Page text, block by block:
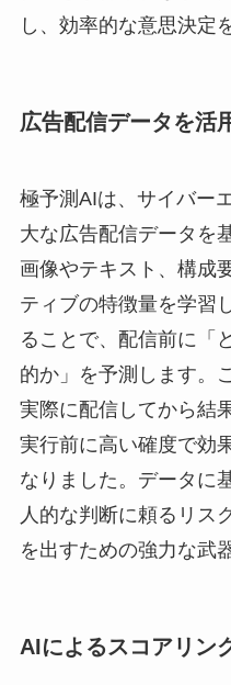
し、効率的な意思決定
広告配信データを活
極予測AIは、サイバー
大な広告配信データを
画像やテキスト、構成
ティブの特徴量を学習
ることで、配信前に「
的か」を予測します。
実際に配信してから結
実行前に高い確度で効
なりました。データに
人的な判断に頼るリス
を出すための強力な武
AIによるスコアリン